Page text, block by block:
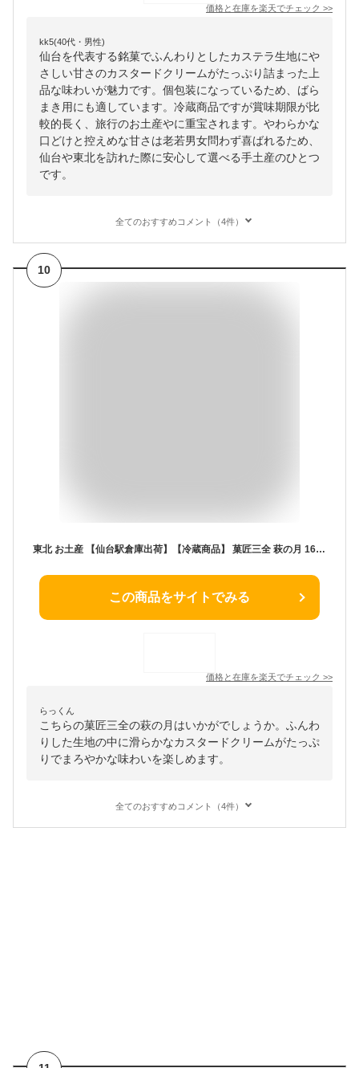
価格と在庫を楽天でチェック >>
kk5(40代・男性)
仙台を代表する銘菓でふんわりとしたカステラ生地にや
さしい甘さのカスタードクリームがたっぷり詰まった上
品な味わいが魅力です。個包装になっているため、ばら
まき用にも適しています。冷蔵商品ですが賞味期限が比
較的長く、旅行のお土産やに重宝されます。やわらかな
口どけと控えめな甘さは老若男女問わず喜ばれるため、
仙台や東北を訪れた際に安心して選べる手土産のひとつ
です。
全てのおすすめコメント（4件）
10
東北 お土産 【仙台駅倉庫出荷】【冷蔵商品】 菓匠三全 萩の月 16個入 仙台 お土産 東北みやげ お菓子 スイーツ 和菓子 カステラ ワッフル まんじゅう お年賀 お中元 御中元 お歳暮 御歳暮 内祝い お取り寄せ ギフト プレゼント のし可
この商品をサイトでみる
価格と在庫を楽天でチェック >>
らっくん
こちらの菓匠三全の萩の月はいかがでしょうか。ふんわ
りした生地の中に滑らかなカスタードクリームがたっぷ
りでまろやかな味わいを楽しめます。
全てのおすすめコメント（4件）